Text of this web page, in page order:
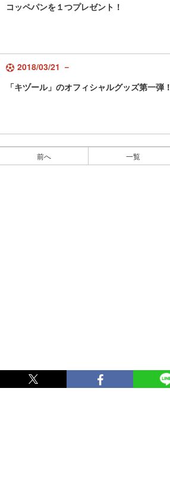
コッペパンを１つプレゼント！
2018/03/21 －
「キヅール」のオフィシャルグッズ第一弾！
前へ 一覧